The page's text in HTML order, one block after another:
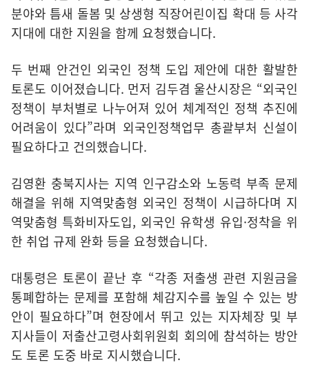
분야와 틈새 돌봄 및 상생형 직장어린이집 확대 등 사각
지대에 대한 지원을 함께 요청했습니다.
두 번째 안건인 외국인 정책 도입 제안에 대한 활발한
토론도 이어졌습니다. 먼저 김두겸 울산시장은 “외국인
정책이 부처별로 나누어져 있어 체계적인 정책 추진에
어려움이 있다”라며 외국인정책업무 총괄부처 신설이
필요하다고 건의했습니다.
김영환 충북지사는 지역 인구감소와 노동력 부족 문제
해결을 위해 지역맞춤형 외국인 정책이 시급하다며 지
역맞춤형 특화비자도입, 외국인 유학생 유입·정착을 위
한 취업 규제 완화 등을 요청했습니다.
대통령은 토론이 끝난 후 “각종 저출생 관련 지원금을
통폐합하는 문제를 포함해 체감지수를 높일 수 있는 방
안이 필요하다”며 현장에서 뛰고 있는 지자체장 및 부
지사들이 저출산고령사회위원회 회의에 참석하는 방안
도 토론 도중 바로 지시했습니다.